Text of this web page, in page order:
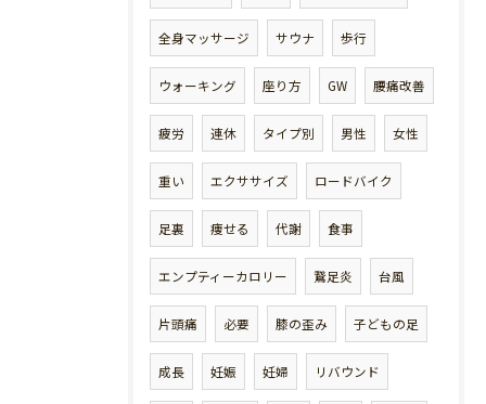
全身マッサージ サウナ 歩行
ウォーキング 座り方 GW 腰痛改善
疲労 連休 タイプ別 男性 女性
重い エクササイズ ロードバイク
足裏 痩せる 代謝 食事
エンプティーカロリー 鵞足炎 台風
片頭痛 必要 膝の歪み 子どもの足
成長 妊娠 妊婦 リバウンド